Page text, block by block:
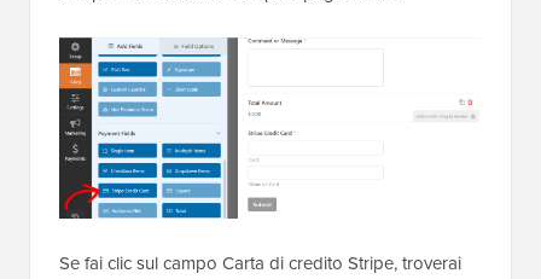
Se fai clic sul campo Carta di credito Stripe, troverai